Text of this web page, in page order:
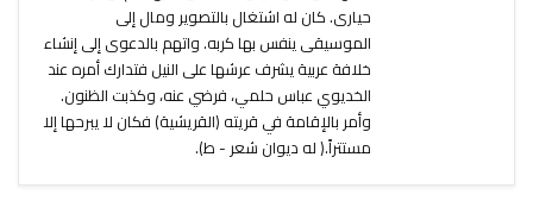
حيارى. كان له اشتغال بالتصوير ومال إلى
الموسيقى ينفس بها كربه. واتهم بالدعوى إلى إنشاء
خلافة عربية يشرف عرشها على النيل فتدارك أمره عند
الخديوي عباس حلمي، فرضي عنه، وكذبت الظنون.
وأمر بالإقامة في قريته (القريشية) فكان لا يبرحها إلا
مستتراً.( له ديوان شعر - ط).